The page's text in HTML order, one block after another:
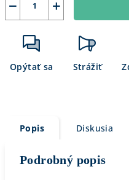
+
−
Opýtať sa Strážiť
Popis Diskusia
Podrobný popis